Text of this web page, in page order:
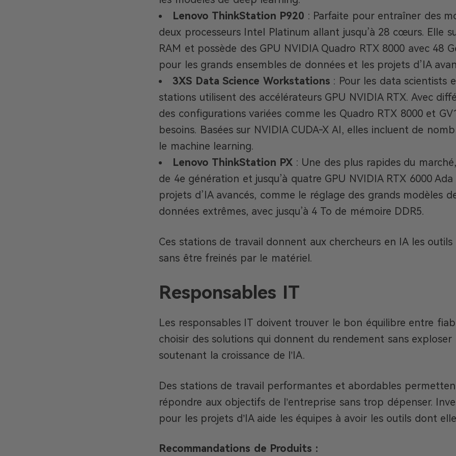
Lenovo ThinkStation P920 : Parfaite pour entraîner des
deux processeurs Intel Platinum allant jusqu’à 28 cœurs. Elle
RAM et possède des GPU NVIDIA Quadro RTX 8000 avec 48
pour les grands ensembles de données et les projets d’IA
3XS Data Science Workstations : Pour les data scientists
stations utilisent des accélérateurs GPU NVIDIA RTX. Avec
des configurations variées comme les Quadro RTX 8000 et
besoins. Basées sur NVIDIA CUDA-X AI, elles incluent de
le machine learning.
Lenovo ThinkStation PX : Une des plus rapides du
de 4e génération et jusqu’à quatre GPU NVIDIA RTX 6000
projets d’IA avancés, comme le réglage des grands modèles
données extrêmes, avec jusqu’à 4 To de mémoire DDR5.
Ces stations de travail donnent aux chercheurs en IA les
sans être freinés par le matériel.
Responsables IT
Les responsables IT doivent trouver le bon équilibre entre
choisir des solutions qui donnent du rendement sans
soutenant la croissance de l’IA.
Des stations de travail performantes et abordables
répondre aux objectifs de l’entreprise sans trop dépenser.
pour les projets d’IA aide les équipes à avoir les outils dont
Recommandations de Produits :